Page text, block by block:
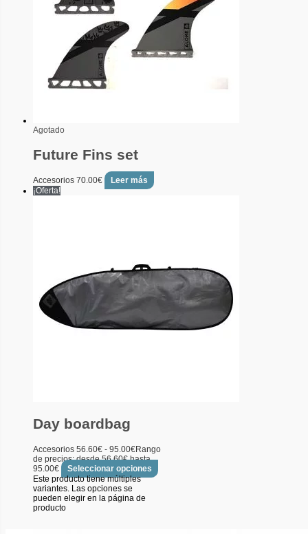
Agotado
Future Fins set
Accesorios 70.00€
Leer más
¡Oferta!
Day boardbag
Accesorios 56.60€ - 95.00€Rango
de precios: desde 56.60€ hasta
95.00€
Seleccionar opciones
Este producto tiene múltiples
variantes. Las opciones se
pueden elegir en la página de
producto